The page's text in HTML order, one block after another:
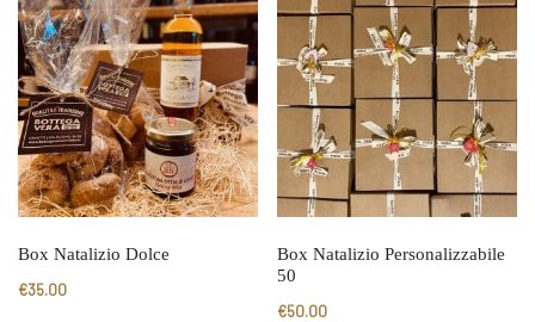
Box Natalizio Dolce
€35.00
Box Natalizio Personalizzabile
50
€50.00